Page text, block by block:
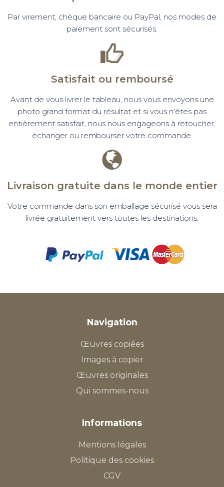
Par virement, chèque bancaire ou PayPal, nos modes de
paiement sont sécurisés.
Satisfait ou remboursé
Avant de vous livrer le tableau, nous vous envoyons une
photo grand format du résultat et si vous n'êtes pas
entièrement satisfait, nous nous engageons à retoucher,
échanger ou rembourser votre commande.
Livraison gratuite dans le monde entier
Votre commande dans son emballage sécurisé vous sera
livrée gratuitement vers toutes les destinations.
Navigation
Œuvres copiées
Images à copier
Œuvres originales
Qui sommes-nous
Informations
Mentions légales
Politique des cookies
CGV